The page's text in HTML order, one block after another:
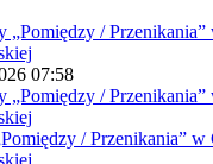
07:58
/ Przenikania”